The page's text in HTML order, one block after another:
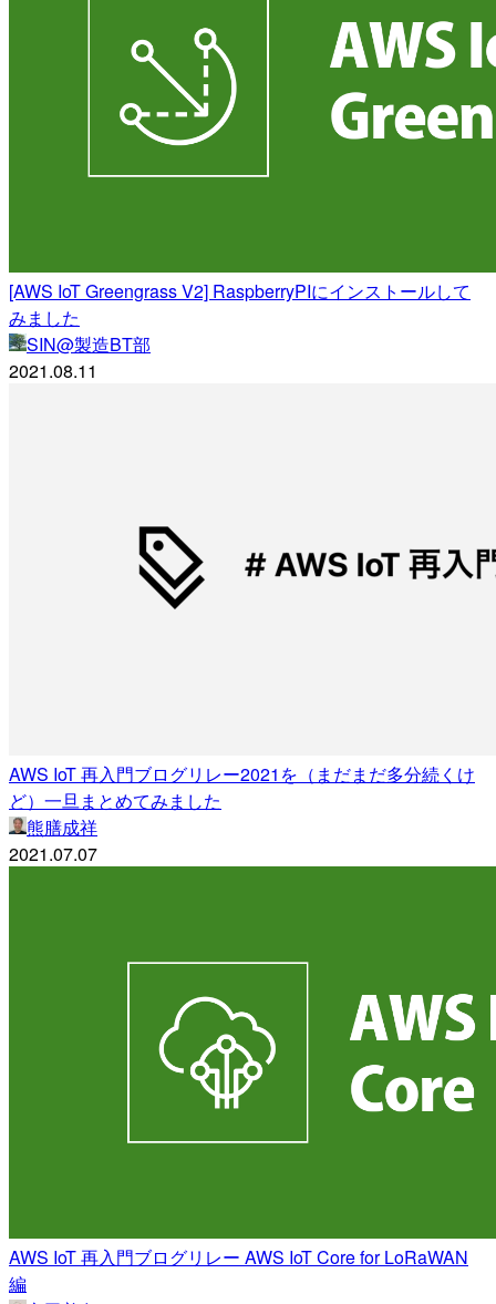
[AWS IoT Greengrass V2] RaspberryPIにインストールして
みました
SIN@製造BT部
2021.08.11
AWS IoT 再入門ブログリレー2021を（まだまだ多分続くけ
ど）一旦まとめてみました
熊膳成祥
2021.07.07
AWS IoT 再入門ブログリレー AWS IoT Core for LoRaWAN
編